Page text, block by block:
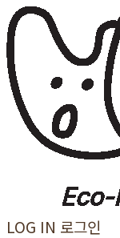
LOG IN 로그인